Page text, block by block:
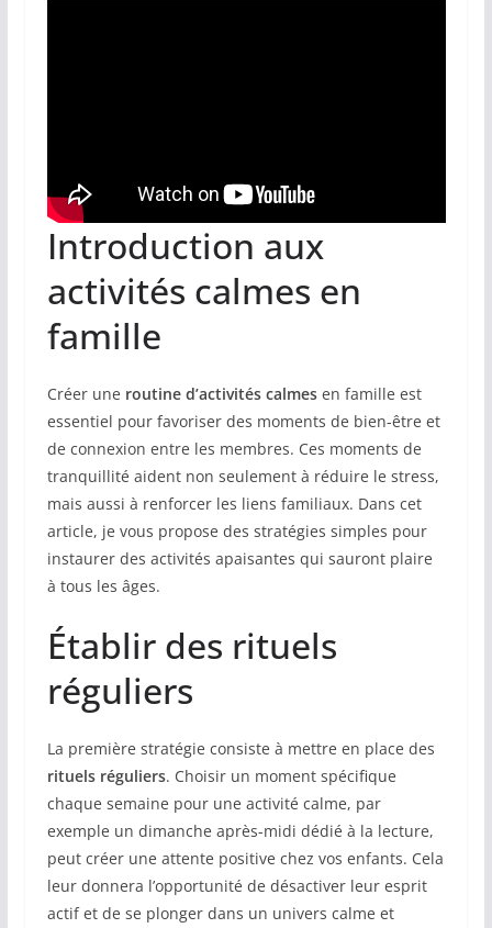
Introduction aux
activités calmes en
famille
Créer une routine d’activités calmesen famille est
essentiel pour favoriser des moments de bien-être et
de connexion entre les membres. Ces moments de
tranquillité aident non seulement à réduire le stress,
mais aussi à renforcer les liens familiaux. Dans cet
article, je vous propose des stratégies simples pour
instaurer des activités apaisantes qui sauront plaire
à tous les âges.
Établir des rituels
réguliers
La première stratégie consiste à mettre en place des
rituels réguliers. Choisir un moment spécifique
chaque semaine pour une activité calme, par
exemple un dimanche après-midi dédié à la lecture,
peut créer une attente positive chez vos enfants. Cela
leur donnera l’opportunité de désactiver leur esprit
actif et de se plonger dans un univers calme et